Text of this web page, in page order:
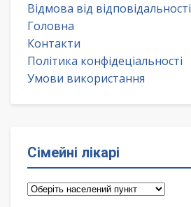
Відмова від відповідальності
Головна
Контакти
Політика конфідеціальності
Умови використання
Сімейні лікарі
Сімейні